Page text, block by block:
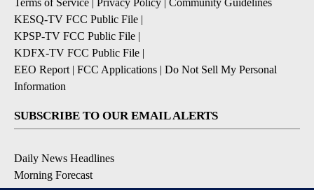
Terms of Service | Privacy Policy | Community Guidelines
KESQ-TV FCC Public File |
KPSP-TV FCC Public File |
KDFX-TV FCC Public File |
EEO Report | FCC Applications | Do Not Sell My Personal
Information
SUBSCRIBE TO OUR EMAIL ALERTS
Daily News Headlines
Morning Forecast